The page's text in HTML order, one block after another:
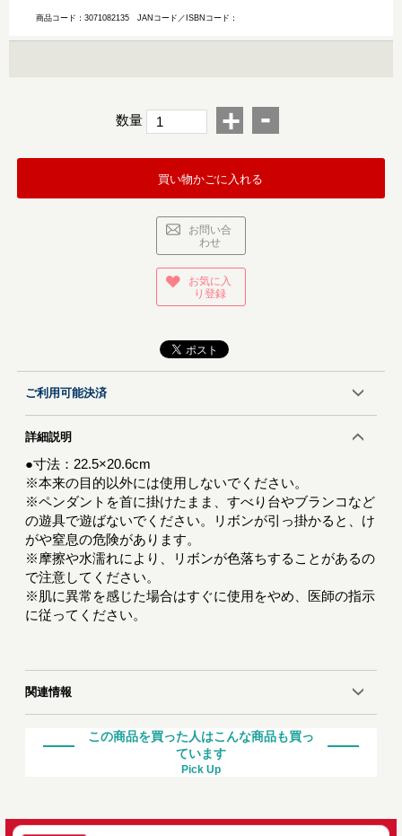
商品コード：3071082135JANコード／ISBNコード：
数量 + -
買い物かごに入れる
お問い合
わせ
お気に入
り登録
ご利用可能決済
詳細説明
●寸法：22.5×20.6cm
※本来の目的以外には使用しないでください。
※ペンダントを首に掛けたまま、すべり台やブランコなど
の遊具で遊ばないでください。リボンが引っ掛かると、け
がや窒息の危険があります。
※摩擦や水濡れにより、リボンが色落ちすることがあるの
で注意してください。
※肌に異常を感じた場合はすぐに使用をやめ、医師の指示
に従ってください。
関連情報
この商品を買った人はこんな商品も買っ
ています
Pick Up